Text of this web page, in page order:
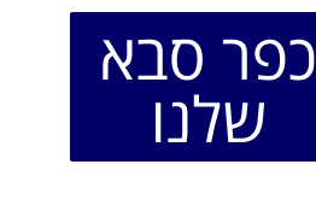
כפר סבא
שלנו